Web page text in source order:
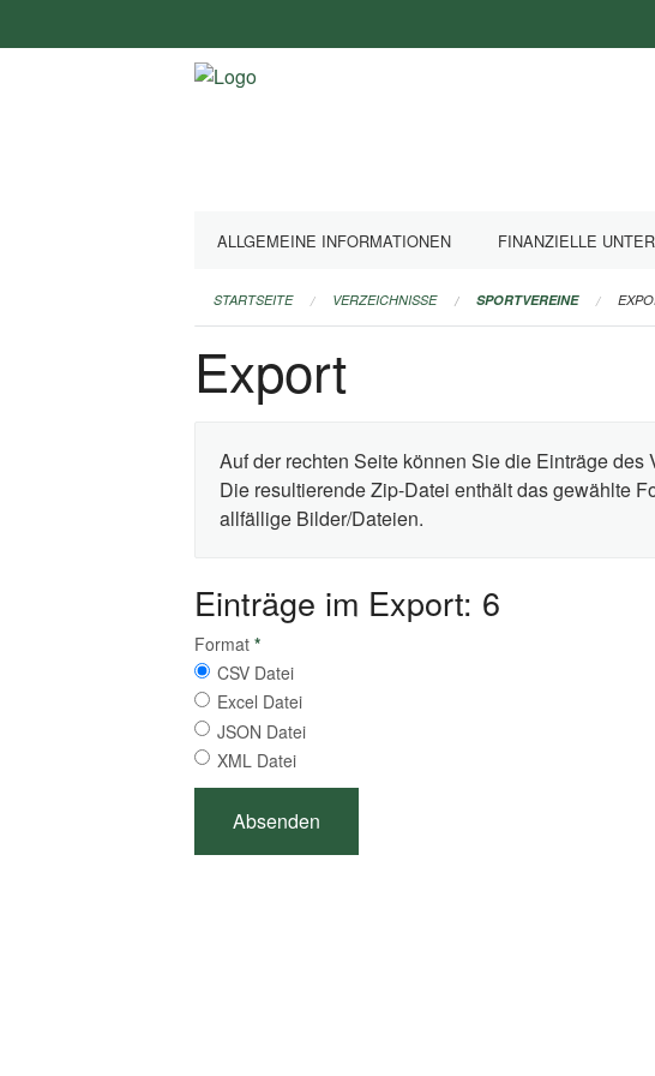
überspringen
ALLGEMEINE INFORMATIONEN FINANZIELLE
STARTSEITE VERZEICHNISSE SPORTVEREINE
Export
Auf der rechten Seite können Sie die Einträge des
Die resultierende Zip-Datei enthält das gewählte
allfällige Bilder/Dateien.
Einträge im Export: 6
Format *
CSV Datei
Excel Datei
JSON Datei
XML Datei